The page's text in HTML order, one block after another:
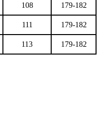
108 179-182
111 179-182
113 179-182